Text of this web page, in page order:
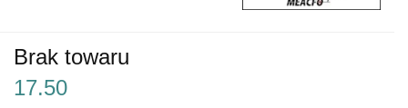
Brak towaru
17.50